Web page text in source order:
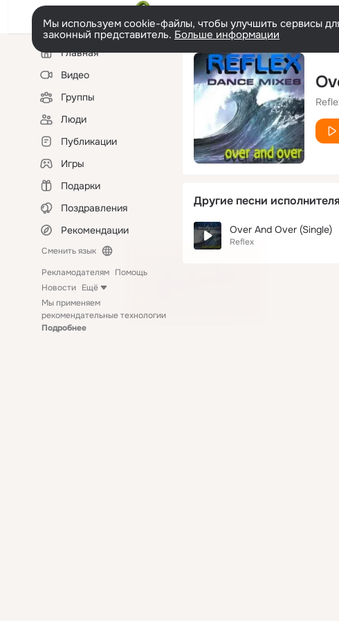
Мы используем cookie-файлы, чтобы улучшить сервисы
законный представитель. Больше информации
Левая
колонкаГлавная
Видео
Группы
Люди
Публикации
Игры
Подарки
Поздравления
Рекомендации
Сменить язык
Рекламодателям Помощь
Новости Ещё
Мы применяем
рекомендательные технологии
Подробнее
Другие песни исполнителя
Over And Over (Single)
Reflex